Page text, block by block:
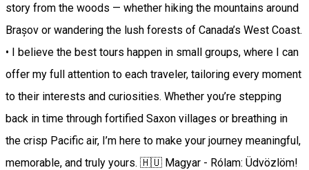
story from the woods — whether hiking the mountains around
Brașov or wandering the lush forests of Canada’s West Coast.
• I believe the best tours happen in small groups, where I can
offer my full attention to each traveler, tailoring every moment
to their interests and curiosities. Whether you’re stepping
back in time through fortified Saxon villages or breathing in
the crisp Pacific air, I’m here to make your journey meaningful,
memorable, and truly yours. 🇭🇺 Magyar - Rólam: Üdvözlöm!